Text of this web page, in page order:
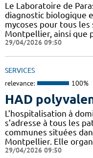
Le Laboratoire de
diagnostic biologique
mycoses pour tous les
Montpellier, ainsi que
29/04/2026 09:50
SERVICES
relevance: 100%
HAD
L’hospitalisation à
s’adresse à tous les
communes situées
Montpellier. Elle
29/04/2026 09:50